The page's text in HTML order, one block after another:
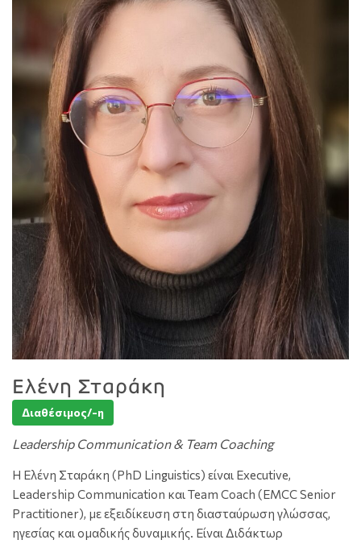
Ελένη Σταράκη
Διαθέσιμος/-η
Leadership Communication & Team Coaching
Η Ελένη Σταράκη (PhD Linguistics) είναι Executive,
Leadership Communication και Team Coach (EMCC Senior
Practitioner), με εξειδίκευση στη διασταύρωση γλώσσας,
ηγεσίας και ομαδικής δυναμικής. Είναι Διδάκτωρ